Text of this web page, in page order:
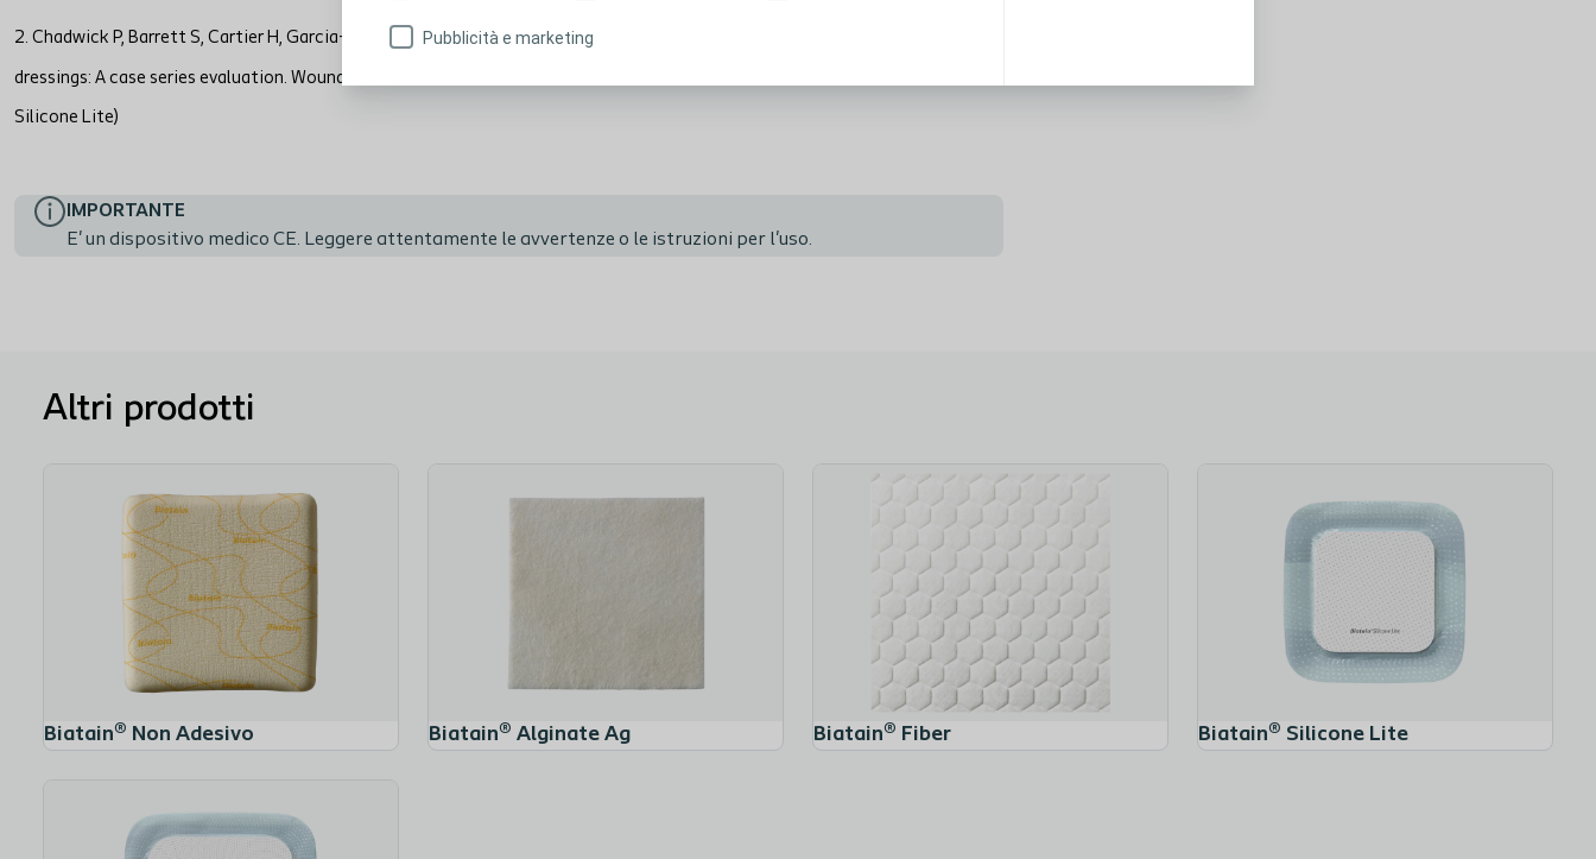
Pubblicità e marketing
2. Chadwick P, Barrett S, Cartier H, Garcia-Martinez ML, Greco A, Lazaro Martinez JL, Drouard- Segard M. Biatain Silicone
dressings: A case series evaluation. Wounds International (2014): 18-24 (valutazione svolta su Biatain Silicone e Biatain
Silicone Lite)
IMPORTANTE
E' un dispositivo medico CE. Leggere attentamente le avvertenze o le istruzioni per l'uso.
Altri prodotti
Biatain® Non Adesivo
Biatain® Non Adesivo
Biatain® Alginate Ag Biatain® Fiber Biatain® Silicone Lite